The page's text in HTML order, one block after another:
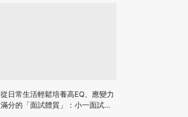
從日常生活輕鬆培養高EQ、應變力
滿分的「面試體質」：小一面試最